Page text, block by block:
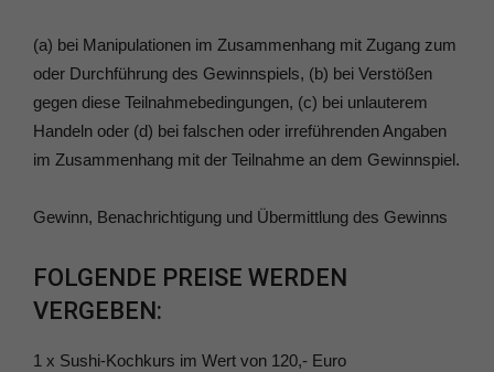
(a) bei Manipulationen im Zusammenhang mit Zugang zum
oder Durchführung des Gewinnspiels, (b) bei Verstößen
gegen diese Teilnahmebedingungen, (c) bei unlauterem
Handeln oder (d) bei falschen oder irreführenden Angaben
im Zusammenhang mit der Teilnahme an dem Gewinnspiel.
Gewinn, Benachrichtigung und Übermittlung des Gewinns
FOLGENDE PREISE WERDEN
VERGEBEN:
1 x Sushi-Kochkurs im Wert von 120,- Euro